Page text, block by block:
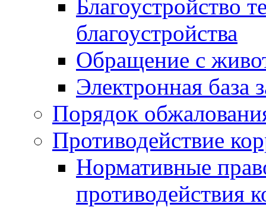
Благоустройство
благоустройства
Обращение с
Электронная база
Порядок
Противодействие
Нормативные
противодействия